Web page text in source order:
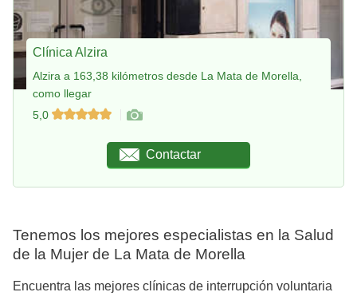
Clínica Alzira
Alzira a 163,38 kilómetros desde La Mata de Morella,
como llegar
5,0
Contactar
Tenemos los mejores especialistas en la Salud
de la Mujer de La Mata de Morella
Encuentra las mejores clínicas de interrupción voluntaria